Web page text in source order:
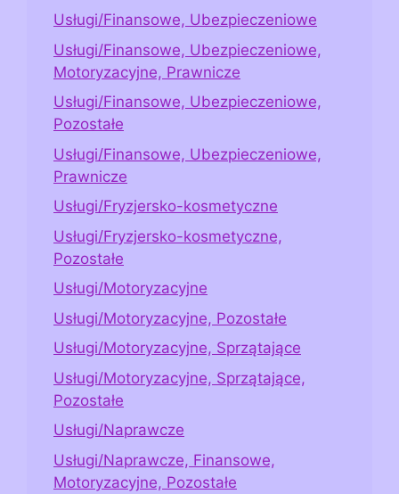
Usługi/Finansowe, Ubezpieczeniowe
Usługi/Finansowe, Ubezpieczeniowe,
Motoryzacyjne, Prawnicze
Usługi/Finansowe, Ubezpieczeniowe,
Pozostałe
Usługi/Finansowe, Ubezpieczeniowe,
Prawnicze
Usługi/Fryzjersko-kosmetyczne
Usługi/Fryzjersko-kosmetyczne,
Pozostałe
Usługi/Motoryzacyjne
Usługi/Motoryzacyjne, Pozostałe
Usługi/Motoryzacyjne, Sprzątające
Usługi/Motoryzacyjne, Sprzątające,
Pozostałe
Usługi/Naprawcze
Usługi/Naprawcze, Finansowe,
Motoryzacyjne, Pozostałe